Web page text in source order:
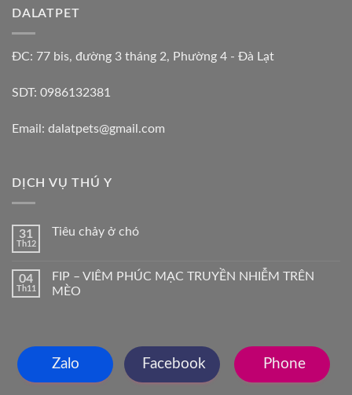
DALATPET
ĐC: 77 bis, đường 3 tháng 2, Phường 4 - Đà Lạt
SDT: 0986132381
Email: dalatpets@gmail.com
DỊCH VỤ THÚ Y
31
Th12
Tiêu chảy ở chó
04
Th11
FIP – VIÊM PHÚC MẠC TRUYỀN NHIỄM TRÊN
MÈO
Zalo Facebook Phone